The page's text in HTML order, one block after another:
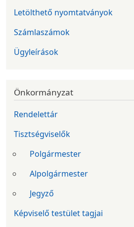
Letölthető nyomtatványok
Számlaszámok
Ügyleírások
Önkormányzat
Rendelettár
Tisztségviselők
Polgármester
Alpolgármester
Jegyző
Képviselő testület tagjai